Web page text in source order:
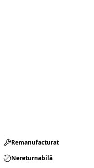
Remanufacturat​
Nereturnabilă